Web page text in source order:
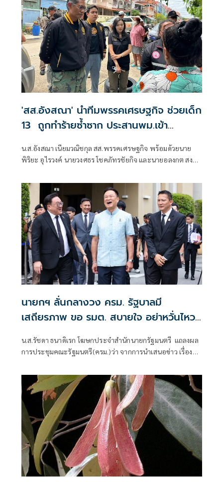
'สส.อังสณา' นำทีมพรรคเศรษฐกิจ ช่วยเด็ก
13 ถูกทำร้ายซ้ำซาก ประสานพม.เข้า
น.ส.อังสณา เนียมวณิชกุล สส.พรรคเศรษฐกิจ พร้อมด้วยนาย
พิริยะ อุไรวงค์ นายวงศธร โชคภัทรชัยกิจ และนายอลงกต สง
มารดาของเด็กอายุ 13 ปี
นายกฯ ลั่นกลางวง ครม. รัฐบาลมี
เสถียรภาพ ขอ รมต. สบายใจ อย่าหวั่นไหว
น.ส.รัชดา ธนาดิเรก โฆษกประจำสำนักนายกรัฐมนตรี แถลงผล
การประชุมคณะรัฐมนตรี(ครม.)ว่า จากการนำเสนอข่าว เรื่อง
ร่วมรัฐบาลและนายกฯไปแล้วว่า รัฐบาลนี้มีเสถียรภาพและ
ทำงานร่วมกันอย่างเต็มที่